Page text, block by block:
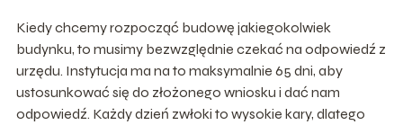
Kiedy chcemy rozpocząć budowę jakiegokolwiek
budynku, to musimy bezwzględnie czekać na odpowiedź z
urzędu. Instytucja ma na to maksymalnie 65 dni, aby
ustosunkować się do złożonego wniosku i dać nam
odpowiedź. Każdy dzień zwłoki to wysokie kary, dlatego